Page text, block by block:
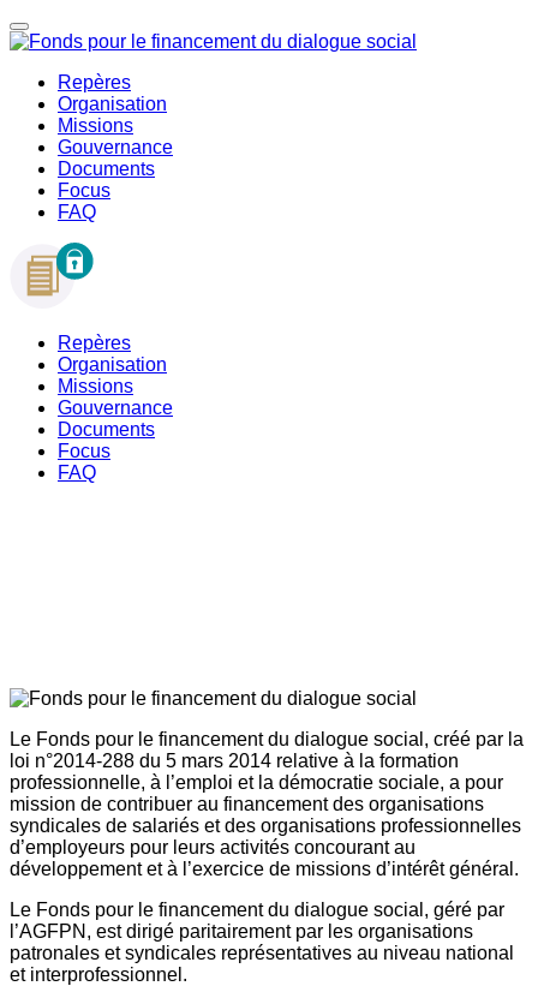
Repères
Organisation
Missions
Gouvernance
Documents
Focus
FAQ
Repères
Organisation
Missions
Gouvernance
Documents
Focus
FAQ
Le Fonds pour le financement du dialogue social, créé par la
loi n°2014-288 du 5 mars 2014 relative à la formation
professionnelle, à l’emploi et la démocratie sociale, a pour
mission de contribuer au financement des organisations
syndicales de salariés et des organisations professionnelles
d’employeurs pour leurs activités concourant au
développement et à l’exercice de missions d’intérêt général.
Le Fonds pour le financement du dialogue social, géré par
l’AGFPN, est dirigé paritairement par les organisations
patronales et syndicales représentatives au niveau national
et interprofessionnel.